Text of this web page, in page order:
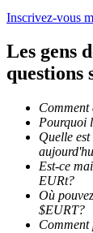
Analyse
Inscrivez-vous
Les gens
questions
Pourquoi
Quelle
Est-ce
EURt?
Où
$EURT?
Comment